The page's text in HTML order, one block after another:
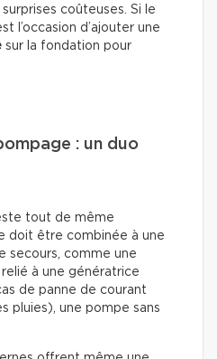
coûteuses. Si le
l’occasion d’ajouter une
sur la fondation pour
: un duo
tout de même
doit être combinée à une
secours, comme une
à une génératrice
de panne de courant
pluies), une pompe sans